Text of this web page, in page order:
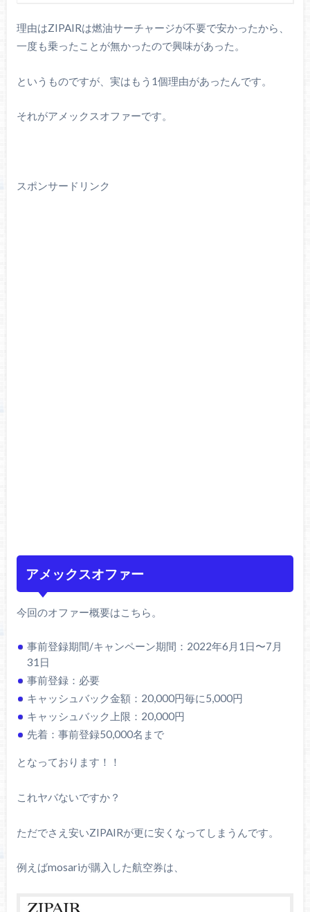
理由はZIPAIRは燃油サーチャージが不要で安かったから、
一度も乗ったことが無かったので興味があった。
というものですが、実はもう1個理由があったんです。
それがアメックスオファーです。
スポンサードリンク
アメックスオファー
今回のオファー概要はこちら。
事前登録期間/キャンペーン期間：2022年6月1日〜7月
31日
事前登録：必要
キャッシュバック金額：20,000円毎に5,000円
キャッシュバック上限：20,000円
先着：事前登録50,000名まで
となっております！！
これヤバないですか？
ただでさえ安いZIPAIRが更に安くなってしまうんです。
例えばmosariが購入した航空券は、